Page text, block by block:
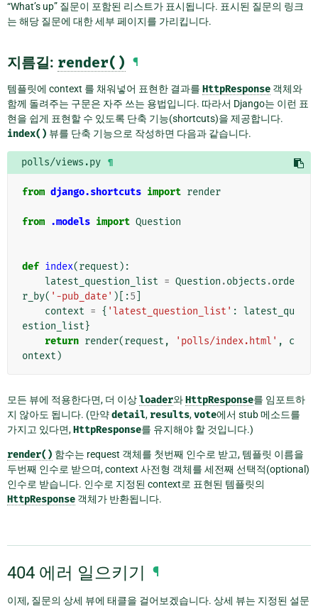
“What’s up” 질문이 포함된 리스트가 표시됩니다. 표시된 질문의 링크
는 해당 질문에 대한 세부 페이지를 가리킵니다.
지름길: render() ¶
템플릿에 context 를 채워넣어 표현한 결과를 HttpResponse 객체와
함께 돌려주는 구문은 자주 쓰는 용법입니다. 따라서 Django는 이런 표
현을 쉽게 표현할 수 있도록 단축 기능(shortcuts)을 제공합니다.
index() 뷰를 단축 기능으로 작성하면 다음과 같습니다.
polls/views.py ¶
from django.shortcuts import render
from .models import Question
def index(request ):
latest_question_list = Question .objects .orde
r_by( '-pub_date' )[:5
context = { 'latest_question_list' :
latest_qu
estion_list }
return render(request , 'polls/index.html' ,
c
ontext )
모든 뷰에 적용한다면, 더 이상loader와HttpResponse를 임포트하
지 않아도 됩니다. (만약detail, results,vote에서 stub 메소드를
가지고 있다면,HttpResponse를 유지해야 할 것입니다.)
render() 함수는 request 객체를 첫번째 인수로 받고, 템플릿 이름을
두번째 인수로 받으며, context 사전형 객체를 세전째 선택적(optional)
인수로 받습니다. 인수로 지정된 context로 표현된 템플릿의
HttpResponse 객체가 반환됩니다.
404 에러 일으키기 ¶
이제, 질문의 상세 뷰에 태클을 걸어보겠습니다. 상세 뷰는 지정된 설문